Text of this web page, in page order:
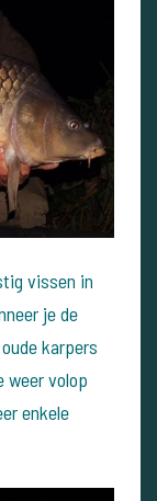
vissen in
je de
karpers
weer volop
enkele